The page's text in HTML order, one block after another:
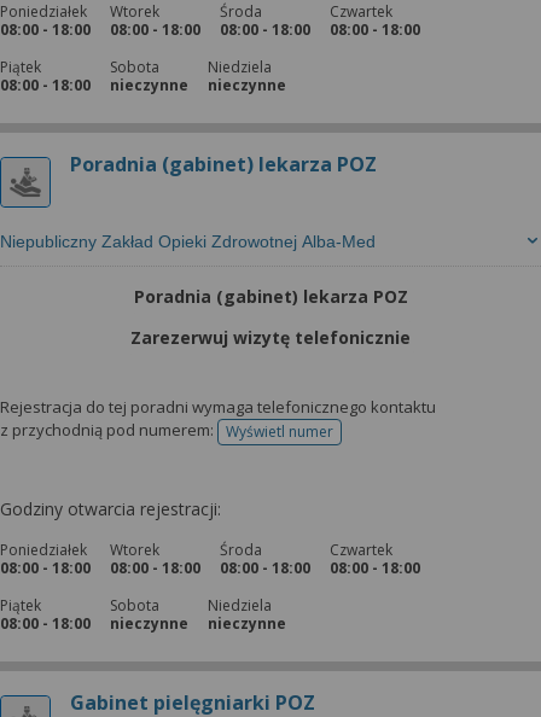
Poniedziałek
08:00 - 18:00
Wtorek
08:00 - 18:00
Środa
08:00 - 18:00
Czwartek
08:00 - 18:00
Piątek
08:00 - 18:00
Sobota
nieczynne
Niedziela
nieczynne
Poradnia (gabinet) lekarza POZ
Niepubliczny Zakład Opieki Zdrowotnej Alba-Med
Poradnia (gabinet) lekarza POZ
Zarezerwuj wizytę telefonicznie
Rejestracja do tej poradni wymaga telefonicznego kontaktu
z przychodnią pod numerem:
Wyświetl numertelefonu do rejestracji
Godziny otwarcia rejestracji:
Poniedziałek
08:00 - 18:00
Wtorek
08:00 - 18:00
Środa
08:00 - 18:00
Czwartek
08:00 - 18:00
Piątek
08:00 - 18:00
Sobota
nieczynne
Niedziela
nieczynne
Gabinet pielęgniarki POZ